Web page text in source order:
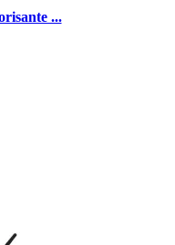
...